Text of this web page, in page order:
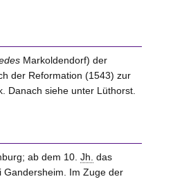
Markoldendorf) der
der Reformation (1543) zur
Danach siehe unter Lüthorst.
; ab dem 10. Jh. das
Gandersheim. Im Zuge der